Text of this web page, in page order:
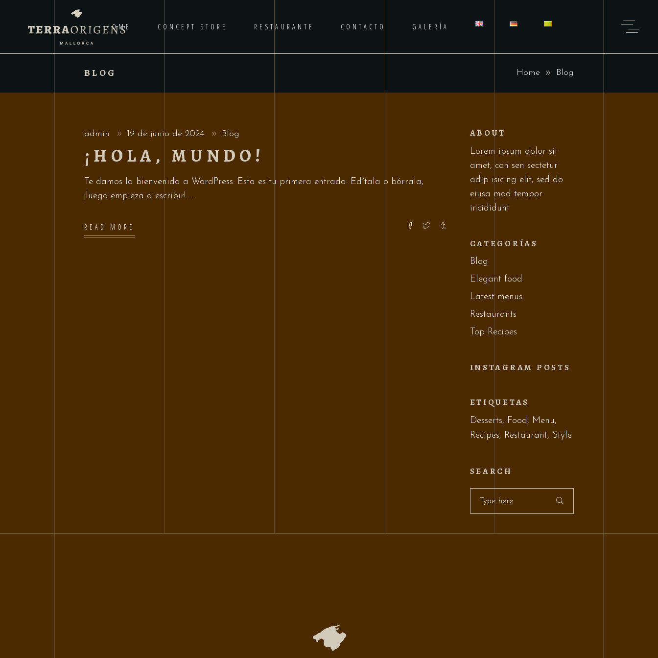
HOME CONCEPT STORE RESTAURANTE CONTACTO GALERÍA
BLOG Home Blog
admin 19 de junio de 2024 Blog
¡HOLA, MUNDO!
Te damos la bienvenida a WordPress. Esta es tu primera entrada. Edítala o bórrala,
¡luego empieza a escribir!
READ MORE
ABOUT
Lorem ipsum dolor sit
amet, con sen sectetur
adip isicing elit, sed do
eiusa mod tempor
incididunt
CATEGORÍAS
Blog
Elegant food
Latest menus
Restaurants
Top Recipes
INSTAGRAM POSTS
ETIQUETAS
Desserts Food
Menu
Recipes
Restaurant Style
SEARCH